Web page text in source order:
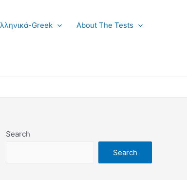
Greek About The Tests
Search
Search